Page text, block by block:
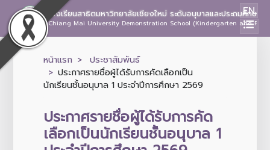
โรงเรียนสาธิตมหาวิทยาลัยเชียงใหม่ ระดับอนุบาลและประถมศึกษา
Chiang Mai University Demonstration School (Kindergarten and
EN
หน้าแรก
ประชาสัมพันธ์
ประกาศรายชื่อผู้ได้รับการคัดเลือกเป็น
นักเรียนชั้นอนุบาล 1 ประจำปีการศึกษา 2569
ประกาศรายชื่อผู้ได้รับการคัด
เลือกเป็นนักเรียนชั้นอนุบาล 1